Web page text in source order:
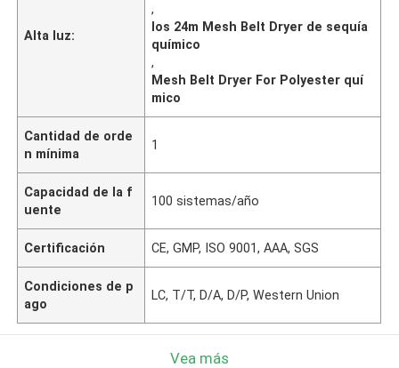
Alta luz:
,
los 24m Mesh Belt Dryer de sequía
químico
,
Mesh Belt Dryer For Polyester quí
mico
Cantidad de orde
n mínima
1
Capacidad de la f
uente
100 sistemas/año
Certificación CE, GMP, ISO 9001, AAA, SGS
Condiciones de p
ago
LC, T/T, D/A, D/P, Western Union
Vea más